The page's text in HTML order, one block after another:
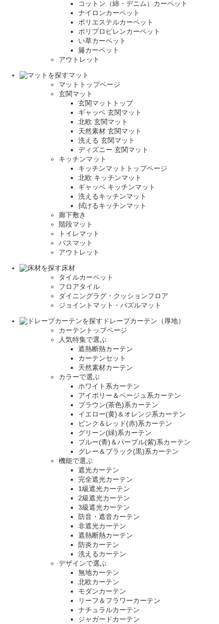
コットン（綿・デニム）カーペット
ナイロンカーペット
ポリエステルカーペット
ポリプロピレンカーペット
い草カーペット
籐カーペット
アウトレット
マット
マットトップページ
玄関マット
玄関マットトップ
ギャッベ 玄関マット
北欧 玄関マット
天然素材 玄関マット
洗える 玄関マット
ディズニー 玄関マット
キッチンマット
キッチンマットトップページ
北欧 キッチンマット
ギャッベ キッチンマット
洗えるキッチンマット
拭けるキッチンマット
廊下敷き
階段マット
トイレマット
バスマット
アウトレット
床材
タイルカーペット
フロアタイル
ダイニングラグ・クッションフロア
ジョイントマット・パズルマット
ドレープカーテン（厚地）
カーテントップページ
人気特集で選ぶ
遮熱断熱カーテン
カーテンセット
天然素材カーテン
カラーで選ぶ
ホワイト系カーテン
アイボリー＆ベージュ系カーテン
ブラウン(茶色)系カーテン
イエロー(黄)＆オレンジ系カーテン
ピンク＆レッド(赤)系カーテン
グリーン(緑)系カーテン
ブルー(青)＆パープル(紫)系カーテン
グレー＆ブラック(黒)系カーテン
機能で選ぶ
遮光カーテン
完全遮光カーテン
1級遮光カーテン
2級遮光カーテン
3級遮光カーテン
防音・遮音カーテン
非遮光カーテン
遮熱断熱カーテン
防炎カーテン
洗えるカーテン
デザインで選ぶ
無地カーテン
北欧カーテン
モダンカーテン
リーフ＆フラワーカーテン
ナチュラルカーテン
ジャガードカーテン